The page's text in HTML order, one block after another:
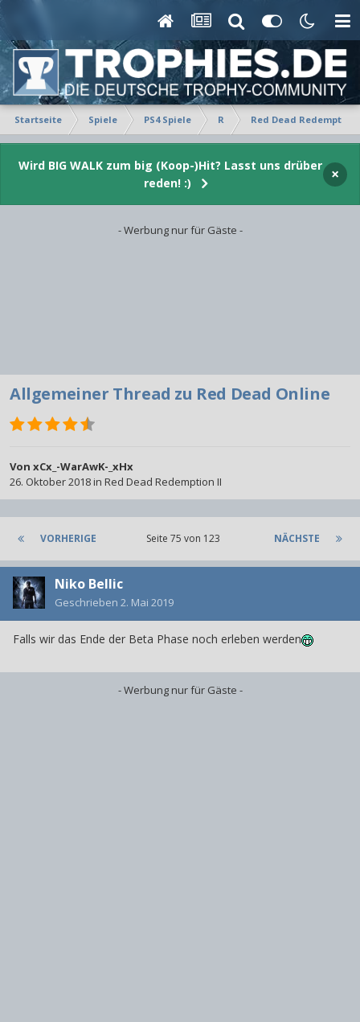
Startseite Spiele PS4 Spiele R Red Dead Redemption
Wird BIG WALK zum big (Koop-)Hit? Lasst uns drüber
reden! :)
×
- Werbung nur für Gäste -
Allgemeiner Thread zu Red Dead Online
Von xCx_-WarAwK-_xHx
26. Oktober 2018in Red Dead Redemption II
VORHERIGE NÄCHSTE
Seite 75 von 123
Niko Bellic
Geschrieben 2. Mai 2019
Falls wir das Ende der Beta Phase noch erleben werden
- Werbung nur für Gäste -